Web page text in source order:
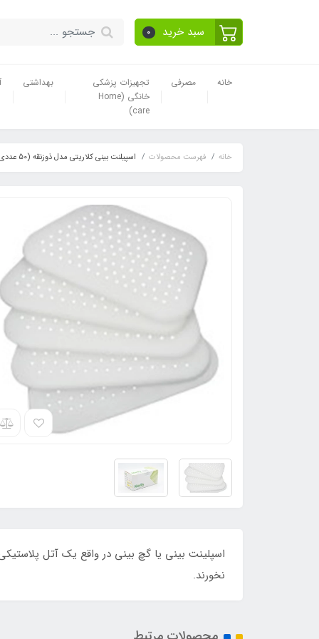
سبد خرید 0
خانه مصرفی
تجهیزات پزشکی
خانگی (Home
care)
بهداشتی
خانه فهرست محصولات اسپیلنت بینی کلاریتی مدل ذوزنقه (50 عددی)
اسپلینت بینی یا گچ بینی در واقع یک آتل
نخورند.